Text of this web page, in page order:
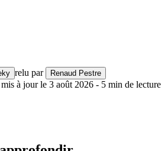
relu par Renaud Pestre
mis à jour le 3 août 2026 - 5 min de lecture